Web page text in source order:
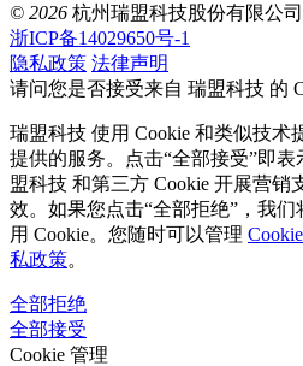
© 2026 杭州瑞盟科技股份有限公司
浙ICP备14029650号-1
隐私政策 法律声明
请问您是否接受来自 瑞盟科技 的
瑞盟科技 使用 Cookie 和类似技术
提供的服务。点击“全部接受”即
盟科技 和第三方 Cookie 开展营销
效。如果您点击“全部拒绝”，我
用 Cookie。您随时可以管理
私政策。
全部拒绝
全部接受
Cookie 管理